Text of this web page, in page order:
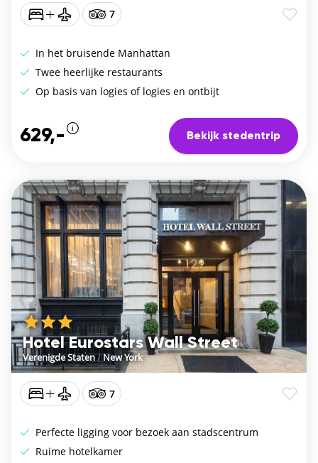
7
In het bruisende Manhattan
Twee heerlijke restaurants
Op basis van logies of logies en ontbijt
629,- Bekijk stedentrip
Hotel Eurostars Wall Street
Verenigde Staten/New York
7
Perfecte ligging voor bezoek aan stadscentrum
Ruime hotelkamer